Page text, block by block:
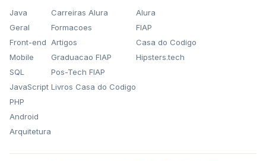
Java
Geral
Front-end
Mobile
SQL
JavaScript
PHP
Android
Arquitetura
Carreiras Alura
Formacoes
Artigos
Graduacao FIAP
Pos-Tech FIAP
Livros Casa do Codigo
Alura
FIAP
Casa do Codigo
Hipsters.tech